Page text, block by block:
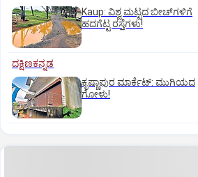
Kaup: ವಿಶ್ವ ಮಟ್ಟದ ಬೀಚ್‌ಗಳಿಗೆ
ಹದಗೆಟ್ಟ ರಸ್ತೆಗಳು!
ದಕ್ಷಿಣಕನ್ನಡ
ಕೃಷ್ಣಾಪುರ ಮಾರ್ಕೆಟ್‌: ಮುಗಿಯದ
ಗೋಳು!